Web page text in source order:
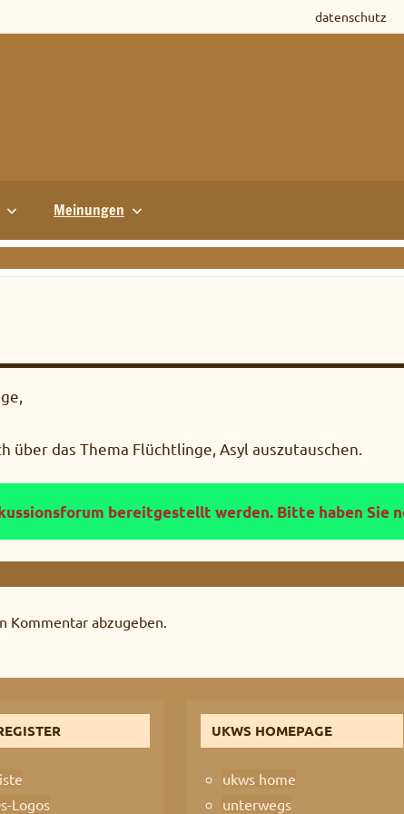
datenschutz
Meinungen
über das Thema Flüchtlinge, Asyl auszutauschen.
bereitgestellt werden. Bitte haben Sie
Kommentar abzugeben.
Logos
UKWS HOMEPAGE
ukws home
unterwegs